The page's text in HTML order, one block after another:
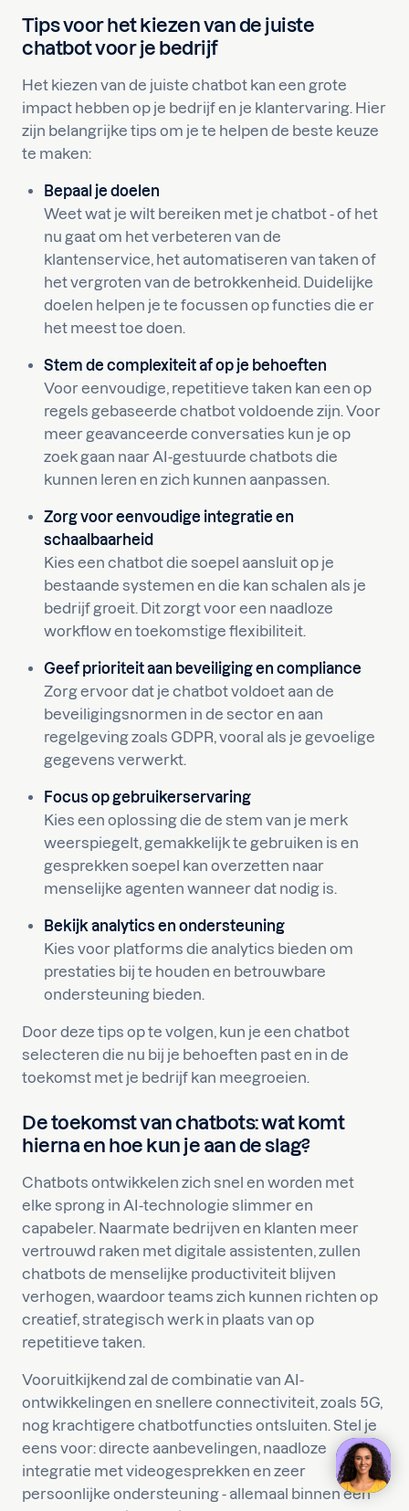
Tips voor het kiezen van de juiste
chatbot voor je bedrijf
Het kiezen van de juiste chatbot kan een grote
impact hebben op je bedrijf en je klantervaring. Hier
zijn belangrijke tips om je te helpen de beste keuze
te maken:
Bepaal je doelen
Weet wat je wilt bereiken met je chatbot - of het
nu gaat om het verbeteren van de
klantenservice, het automatiseren van taken of
het vergroten van de betrokkenheid. Duidelijke
doelen helpen je te focussen op functies die er
het meest toe doen.
Stem de complexiteit af op je behoeften
Voor eenvoudige, repetitieve taken kan een op
regels gebaseerde chatbot voldoende zijn. Voor
meer geavanceerde conversaties kun je op
zoek gaan naar AI-gestuurde chatbots die
kunnen leren en zich kunnen aanpassen.
Zorg voor eenvoudige integratie en
schaalbaarheid
Kies een chatbot die soepel aansluit op je
bestaande systemen en die kan schalen als je
bedrijf groeit. Dit zorgt voor een naadloze
workflow en toekomstige flexibiliteit.
Geef prioriteit aan beveiliging en compliance
Zorg ervoor dat je chatbot voldoet aan de
beveiligingsnormen in de sector en aan
regelgeving zoals GDPR, vooral als je gevoelige
gegevens verwerkt.
Focus op gebruikerservaring
Kies een oplossing die de stem van je merk
weerspiegelt, gemakkelijk te gebruiken is en
gesprekken soepel kan overzetten naar
menselijke agenten wanneer dat nodig is.
Bekijk analytics en ondersteuning
Kies voor platforms die analytics bieden om
prestaties bij te houden en betrouwbare
ondersteuning bieden.
Door deze tips op te volgen, kun je een chatbot
selecteren die nu bij je behoeften past en in de
toekomst met je bedrijf kan meegroeien.
De toekomst van chatbots: wat komt
hierna en hoe kun je aan de slag?
Chatbots ontwikkelen zich snel en worden met
elke sprong in AI-technologie slimmer en
capabeler. Naarmate bedrijven en klanten meer
vertrouwd raken met digitale assistenten, zullen
chatbots de menselijke productiviteit blijven
verhogen, waardoor teams zich kunnen richten op
creatief, strategisch werk in plaats van op
repetitieve taken.
Vooruitkijkend zal de combinatie van AI-
ontwikkelingen en snellere connectiviteit, zoals 5G,
nog krachtigere chatbotfuncties ontsluiten. Stel je
eens voor: directe aanbevelingen, naadloze
integratie met videogesprekken en zeer
persoonlijke ondersteuning - allemaal binnen één